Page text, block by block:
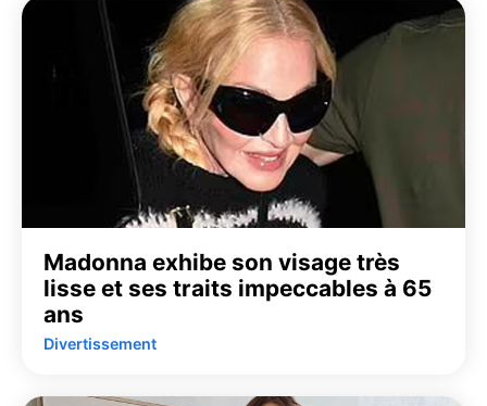
Madonna exhibe son visage très
lisse et ses traits impeccables à 65
ans
Divertissement